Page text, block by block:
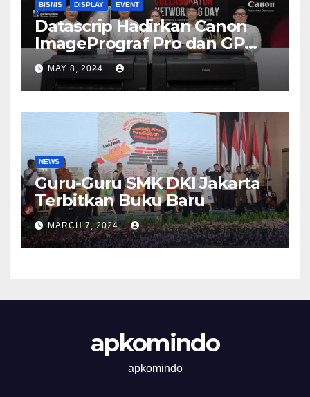
BISNIS DISPLAY EVENT
Datascrip Hadirkan Canon
ImagePrograf Pro dan GP
Series
MAY 8, 2024
NEWS
Guru-Guru SMK DKI Jakarta
Terbitkan Buku Baru
MARCH 7, 2024
apkomindo
apkomindo